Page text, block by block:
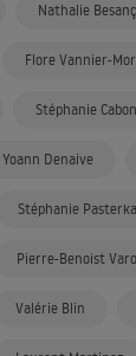
Nathalie
Flore Vannier-
Stéphanie Cabon
Yoann Denaive
Stéphanie
Pierre-Benoist
Valérie Blin